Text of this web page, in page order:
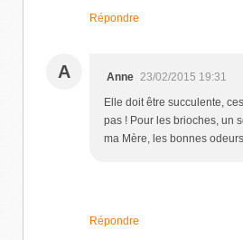
Répondre
A Anne 23/02/2015 19:31
Elle doit être succulente,
pas ! Pour les brioches, un
ma Mère, les bonnes
Répondre